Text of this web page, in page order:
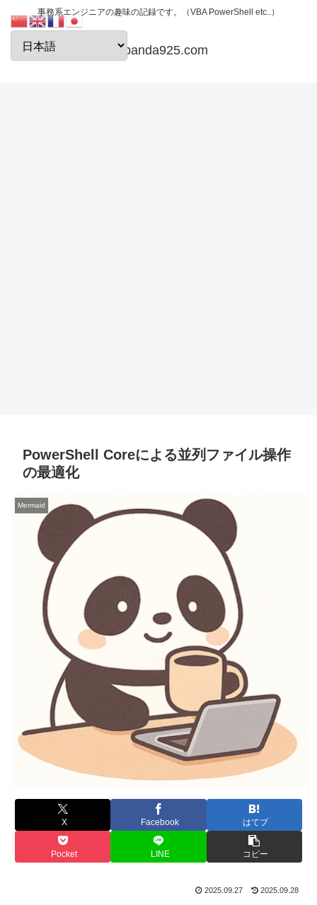
事務系エンジニアの趣味の記録です。（VBA PowerShell etc..）
papanda925.com
PowerShell Coreによる並列ファイル操作
の最適化
Mermaid
X Facebook はてブ
Pocket LINE コピー
2025.09.27 2025.09.28